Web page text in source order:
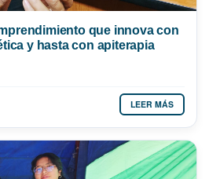
que innova con
y hasta con apiterapia
LEER MÁS